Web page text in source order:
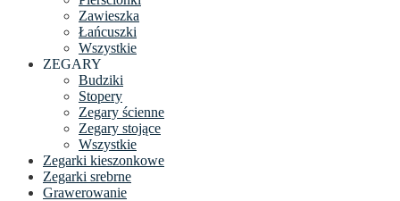
Zawieszka
Łańcuszki
Wszystkie
ZEGARY
Budziki
Stopery
Zegary ścienne
Zegary stojące
Wszystkie
Zegarki kieszonkowe
Zegarki srebrne
Grawerowanie